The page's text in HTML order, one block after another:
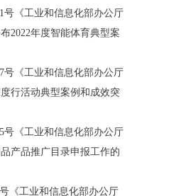
号《工业和信息化部办公厅
2022年度智能体育典型案
号《工业和信息化部办公厅
行活动典型案例和成效突
号《工业和信息化部办公厅
产品推广目录申报工作的
《工业和信息化部办公厅